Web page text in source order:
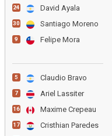
24 David Ayala
30 Santiago Moreno
9 Felipe Mora
5 Claudio Bravo
7 Ariel Lassiter
16 Maxime Crepeau
17 Cristhian Paredes